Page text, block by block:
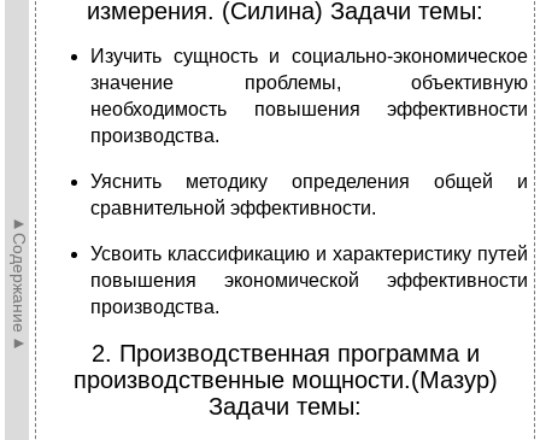
►Содержание►
измерения. (Силина) Задачи темы:
Изучить сущность и социально-экономическое
значение проблемы, объективную
необходимость повышения эффективности
производства.
Уяснить методику определения общей и
сравнительной эффективности.
Усвоить классификацию и характеристику путей
повышения экономической эффективности
производства.
2. Производственная программа и
производственные мощности.(Мазур)
Задачи темы: